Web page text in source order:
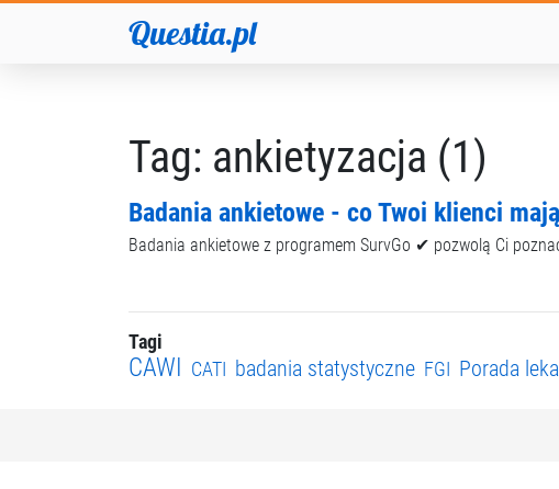
Questia.pl
Tag: ankietyzacja (1)
Badania ankietowe - co Twoi klienci
Badania ankietowe z programem SurvGo ✔ pozwolą Ci
Tagi
CAWI CATI badania statystyczne FGI Porada